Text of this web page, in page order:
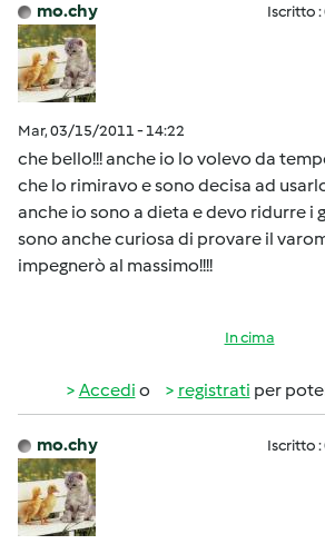
mo.chy Iscritto
Mar, 03/15/2011 - 14:22
che bello!!! anche io lo volevo da
che lo rimiravo e sono decisa ad
anche io sono a dieta e devo ridurre i
sono anche curiosa di provare il
impegnerò al massimo!!!!
In cima
Accedi o registrati per
mo.chy Iscritto